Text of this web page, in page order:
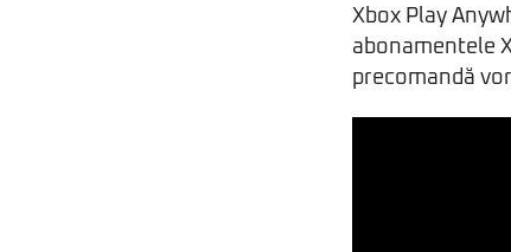
Xbox Play
abonamentele
precomandă